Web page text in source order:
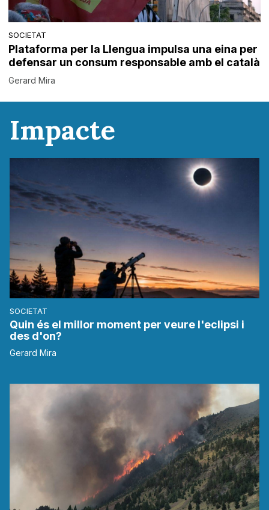
SOCIETAT
Plataforma per la Llengua impulsa una eina per
defensar un consum responsable amb el català
Gerard Mira
Impacte
SOCIETAT
Quin és el millor moment per veure l'eclipsi i
des d'on?
Gerard Mira